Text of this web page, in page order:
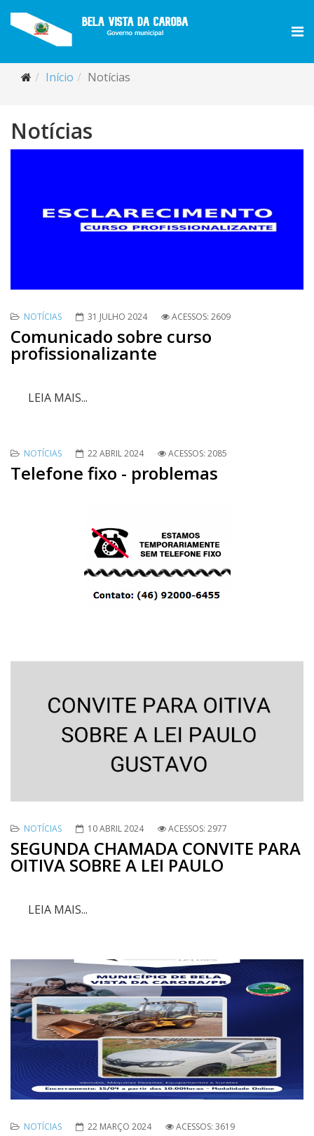
Início Notícias
Notícias
NOTÍCIAS 31 JULHO 2024 ACESSOS: 2609
Comunicado sobre curso
profissionalizante
LEIA MAIS...
NOTÍCIAS 22 ABRIL 2024 ACESSOS: 2085
Telefone fixo - problemas
NOTÍCIAS 10 ABRIL 2024 ACESSOS: 2977
SEGUNDA CHAMADA CONVITE PARA
OITIVA SOBRE A LEI PAULO
LEIA MAIS...
NOTÍCIAS 22 MARÇO 2024 ACESSOS: 3619